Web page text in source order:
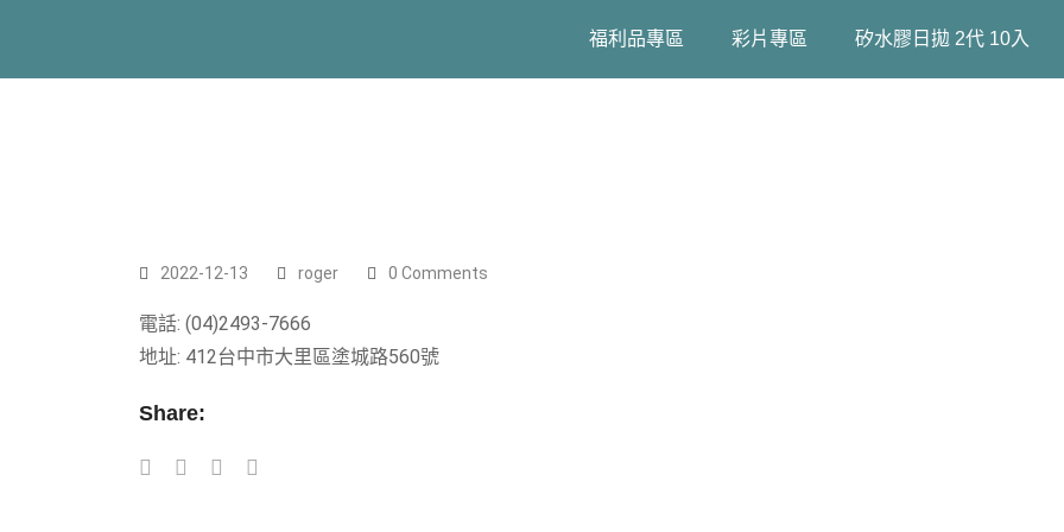
福利品專區 彩片專區 矽水膠日拋 2代 10入
2022-12-13 roger 0 Comments
電話: (04)2493-7666
地址: 412台中市大里區塗城路560號
Share: